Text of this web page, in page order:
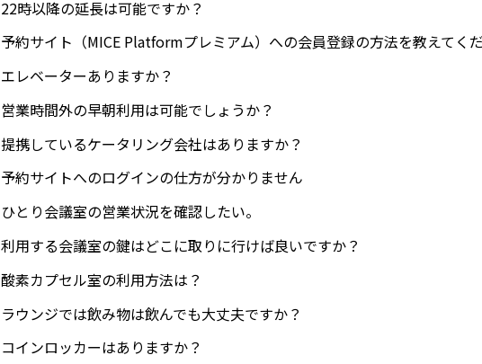
22時以降の延長は可能ですか？
予約サイト（MICE Platformプレミアム）への会員登録の方法を教えてく
エレベーターありますか？
営業時間外の早朝利用は可能でしょうか？
提携しているケータリング会社はありますか？
予約サイトへのログインの仕方が分かりません
ひとり会議室の営業状況を確認したい。
利用する会議室の鍵はどこに取りに行けば良いですか？
酸素カプセル室の利用方法は？
ラウンジでは飲み物は飲んでも大丈夫ですか？
コインロッカーはありますか？